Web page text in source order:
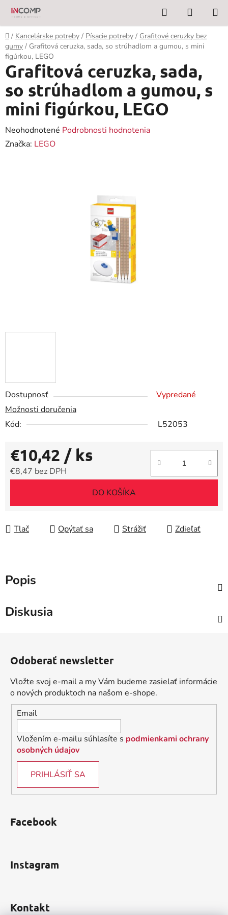
Prejsť
obsah
Hľadať
KOŠÍK
Domov
/ Kancelárske potreby / Písacie potreby / Grafitové ceruzky bez
gumy / Grafitová ceruzka, sada, so strúhadlom a gumou, s mini
figúrkou, LEGO
Dostupnosť
Vypredané
Možnosti doručenia
Kód:
L52053
€10,42 / ks
€8,47 bez DPH
DO KOŠÍKA
Tlač Opýtať sa Strážiť Zdieľať
Grafitová ceruzka, sada,
so strúhadlom a gumou, s
mini figúrkou, LEGO
Priemerné
hodnotenie
Neohodnotené Podrobnosti hodnotenia
Značka: LEGO
Popis
Diskusia
Odoberať newsletter
Vložte svoj e-mail a my Vám budeme zasielať informácie
o nových produktoch na našom e-shope.
Email
Vložením e-mailu súhlasíte s podmienkami ochrany
osobných údajov
PRIHLÁSIŤ SA
Facebook
Instagram
Kontakt